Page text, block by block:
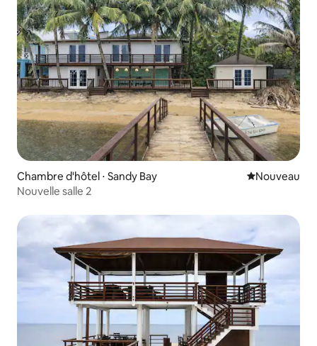
Chambre d'hôtel ⋅ Sandy Bay Nouvel
Nouveau
Nouvelle salle 2